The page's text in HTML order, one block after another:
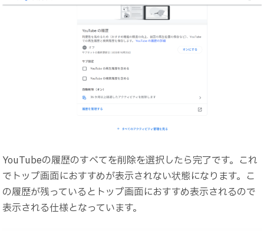
YouTubeの履歴のすべてを削除を選択したら完了です。これ
でトップ画面におすすめが表示されない状態になります。こ
の履歴が残っているとトップ画面におすすめ表示されるので
表示される仕様となっています。